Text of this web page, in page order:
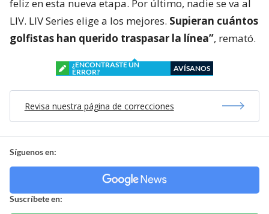
feliz en esta nueva etapa. Por último, nadie se va al
LIV. LIV Series elige a los mejores. Supieran cuántos
golfistas han querido traspasar la línea”, remató.
¿ENCONTRASTE UN
ERROR?
AVÍSANOS
Revisa nuestra página de correcciones
Síguenos en:
Suscríbete en: